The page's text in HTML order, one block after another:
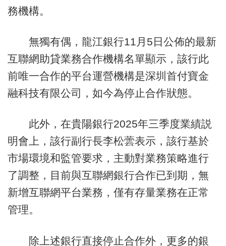
務機構。
無獨有偶，龍江銀行11月5日公佈的最新
互聯網助貸業務合作機構名單顯示，該行此
前唯一合作的平台運營機構是深圳首付寶金
融科技有限公司，如今為停止合作狀態。
此外，在貴陽銀行2025年三季度業績説
明會上，該行副行長李松蕓表示，該行基於
市場環境和監管要求，主動對業務策略進行
了調整，目前與互聯網銀行合作已到期，無
新增互聯網平台業務，僅有存量業務在正常
管理。
除上述銀行直接停止合作外，更多的銀